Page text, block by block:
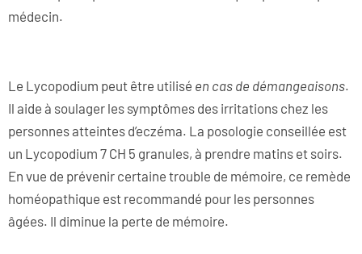
médecin.
Le Lycopodium peut être utilisé en cas de démangeaisons.
Il aide à soulager les symptômes des irritations chez les
personnes atteintes d’eczéma. La posologie conseillée est
un Lycopodium 7 CH 5 granules, à prendre matins et soirs.
En vue de prévenir certaine trouble de mémoire, ce remède
homéopathique est recommandé pour les personnes
âgées. Il diminue la perte de mémoire.